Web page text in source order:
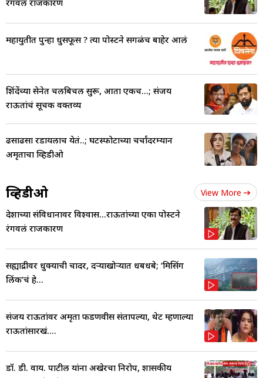
महायुतीत पुन्हा धुसफूस ? त्या पोस्टने सगळंच बाहेर आलं
शिंदेंच्या सेनेत चलबिचल सुरू, आता एकच...; संजय
राऊतांचं सूचक वक्तव्य
ढसाढसा रडायलाच येतं..; घटस्फोटाच्या चर्चांदरम्यान
अमृताचा व्हिडीओ
व्हिडीओ View More
देशाच्या संविधानावर विश्वास...राऊतांच्या एका पोस्टने
रंगवलं राजकारण
सह्याद्रीवर धुक्याची चादर, दऱ्याखोऱ्यात धबधबे; ‘मिसिंग
लिंक’चं हे...
संजय राऊतांवर अमृता फडणवीस संतापल्या, थेट म्हणाल्या
राऊतांसारखं....
डॉ. डी. वाय. पाटील यांना अखेरचा निरोप, शासकीय